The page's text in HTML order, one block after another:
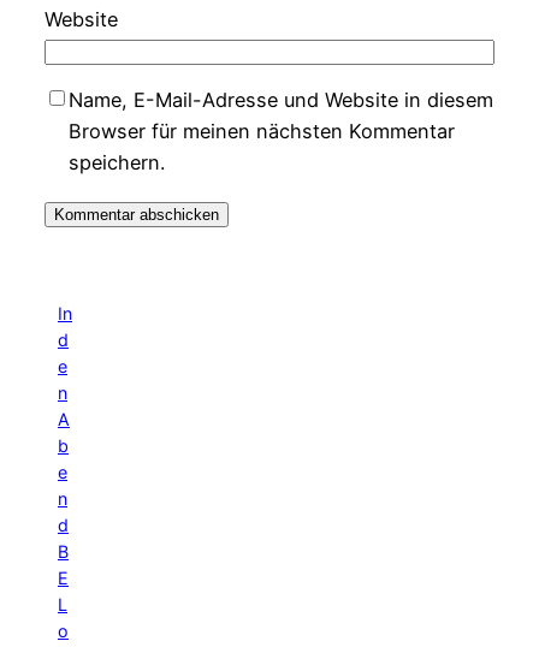
Website
Name, E-Mail-Adresse und Website in diesem
Browser für meinen nächsten Kommentar
speichern.
In
d
e
n
A
b
e
n
d
B
E
L
o